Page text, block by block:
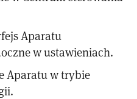
Aparatu
w ustawieniach.
Aparatu w trybie